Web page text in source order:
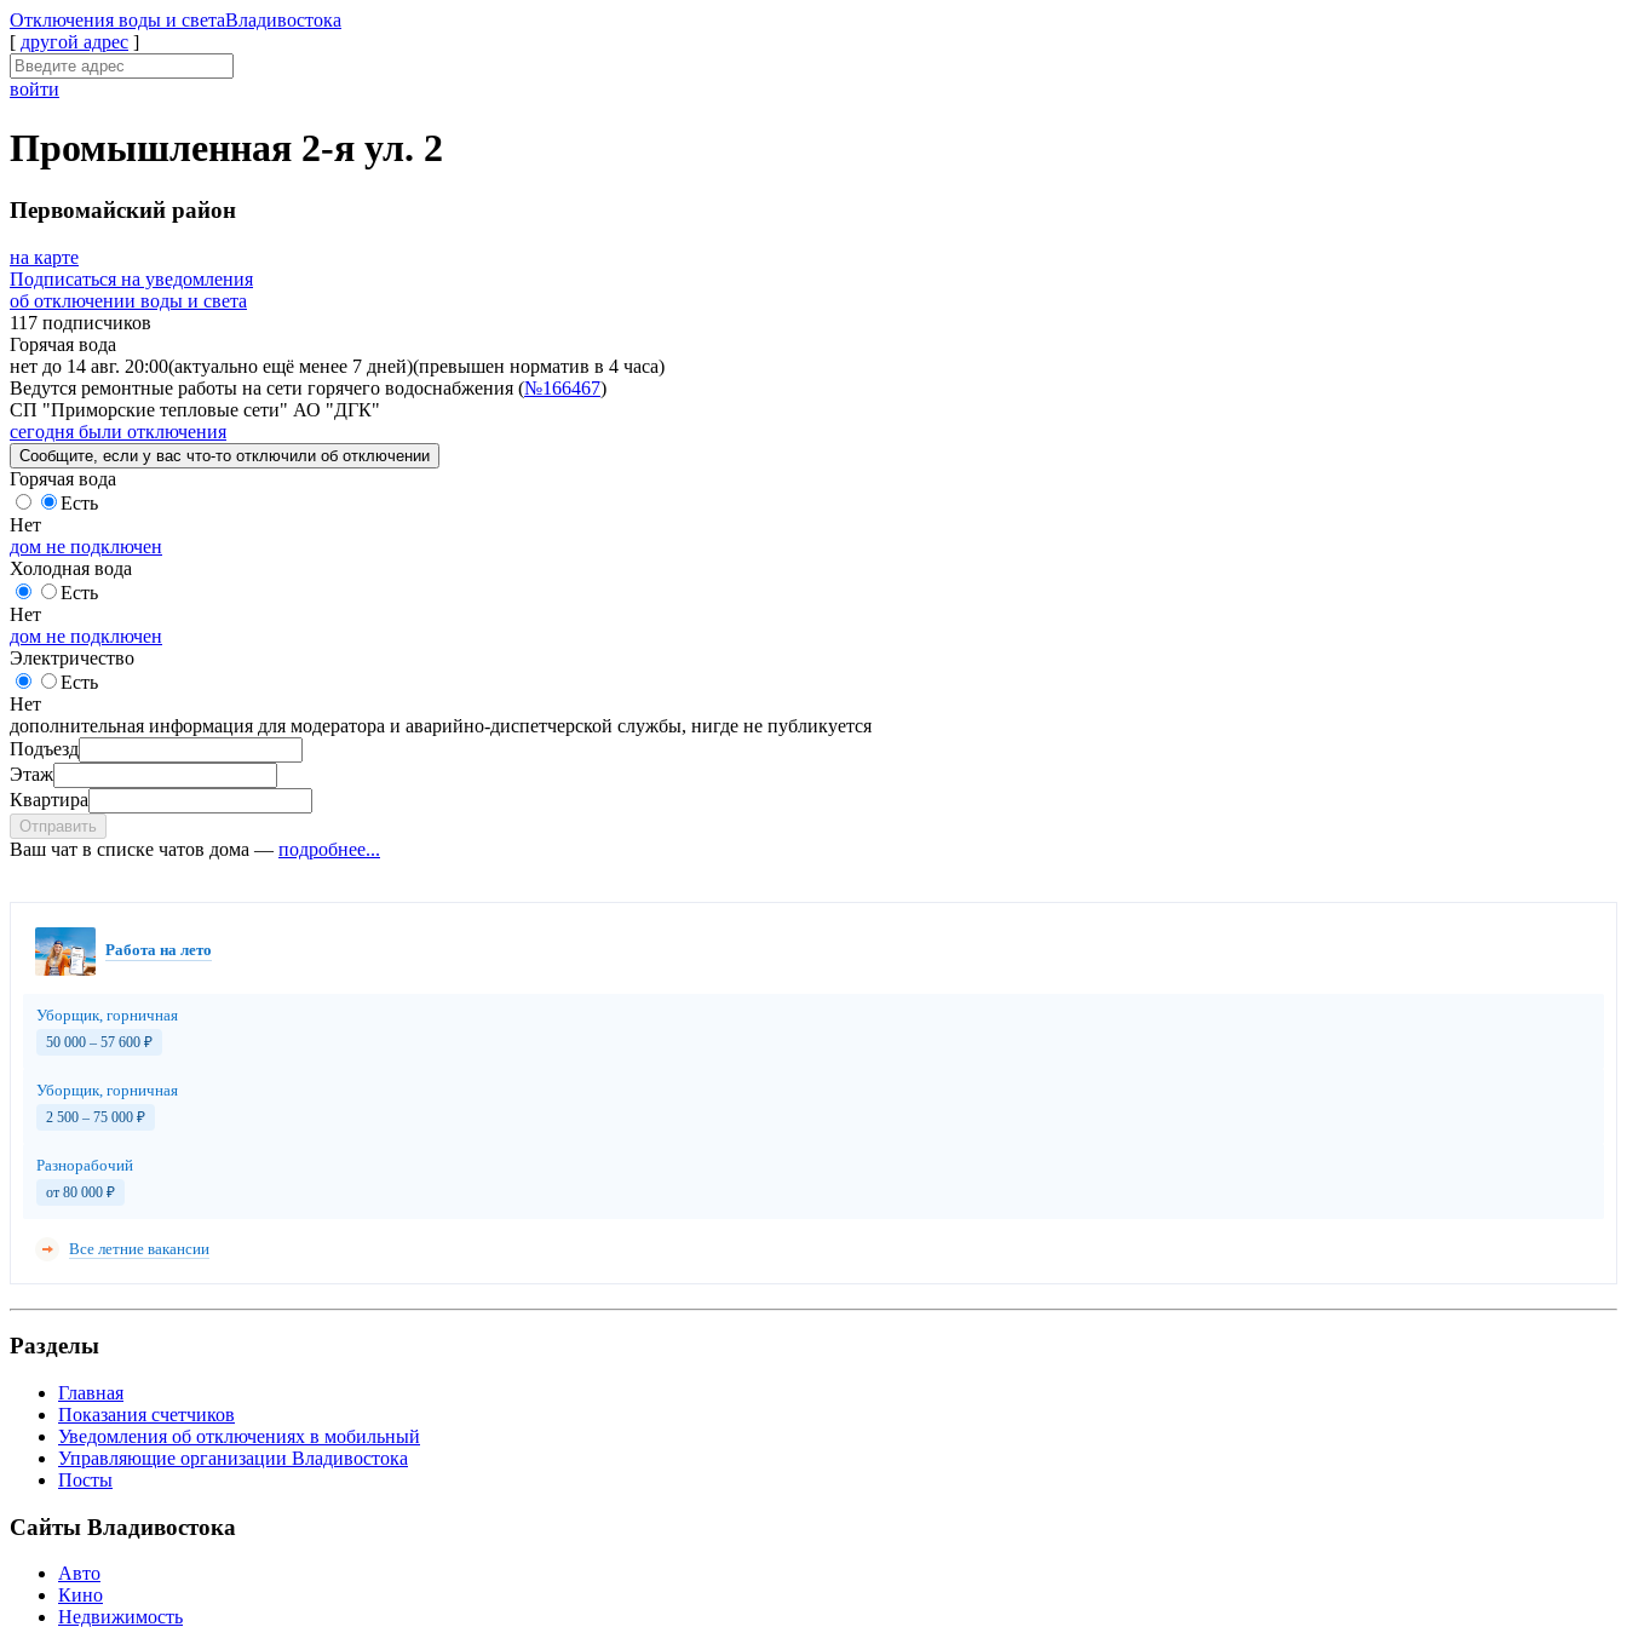
Отключения воды и светаВладивостока
[ другой адрес ]
войти
Промышленная 2-я ул. 2
Первомайский район
на карте
Подписаться на уведомления
об отключении воды и света
117 подписчиков
Горячая вода
нет до 14 авг. 20:00(актуально ещё менее 7 дней)(превышен норматив в 4 часа)
Ведутся ремонтные работы на сети горячего водоснабжения (№166467)
СП "Приморские тепловые сети" АО "ДГК"
сегодня были отключения
Сообщите , если у вас что-то отключили об отключении
Горячая вода
Есть
Нет
дом не подключен
Холодная вода
Есть
Нет
дом не подключен
Электричество
Есть
Нет
дополнительная информация для модератора и аварийно-диспетчерской службы, нигде не публикуется
Подъезд
Этаж
Квартира
Отправить
Ваш чат в списке чатов дома — подробнее...
Работа на лето
Уборщик, горничная
50 000 – 57 600 ₽
Уборщик, горничная
2 500 – 75 000 ₽
Разнорабочий
от 80 000 ₽
Все летние вакансии
Разделы
Главная
Показания счетчиков
Уведомления об отключениях в мобильный
Управляющие организации Владивостока
Посты
Сайты Владивостока
Авто
Кино
Недвижимость